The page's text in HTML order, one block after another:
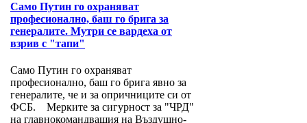
Само Путин го охраняват
професионално, баш го брига за
генералите. Мутри се вардеха от
взрив с "тапи"
Само Путин го охраняват
професионално, баш го брига явно за
генералите, че и за опричниците си от
ФСБ. Мерките за сигурност за "ЧРД"
на главнокомандващия на Въздушно-